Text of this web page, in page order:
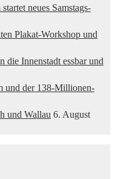
neues Samstags-
Plakat-Workshop und
die Innenstadt essbar und
und der 138-Millionen-
und Wallau 6. August